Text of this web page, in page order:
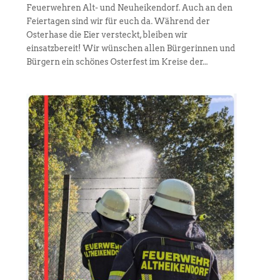
Feuerwehren Alt- und Neuheikendorf. Auch an den
Feiertagen sind wir für euch da. Während der
Osterhase die Eier versteckt, bleiben wir
einsatzbereit! Wir wünschen allen Bürgerinnen und
Bürgern ein schönes Osterfest im Kreise der...